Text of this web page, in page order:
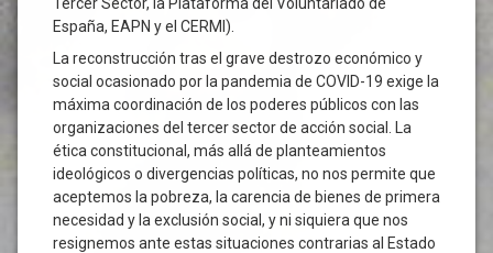
España, EAPN y el CERMI).
La reconstrucción tras el grave destrozo económico y
social ocasionado por la pandemia de COVID-19 exige la
máxima coordinación de los poderes públicos con las
organizaciones del tercer sector de acción social. La
ética constitucional, más allá de planteamientos
ideológicos o divergencias políticas, no nos permite que
aceptemos la pobreza, la carencia de bienes de primera
necesidad y la exclusión social, y ni siquiera que nos
resignemos ante estas situaciones contrarias al Estado